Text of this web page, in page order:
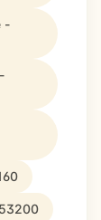
-